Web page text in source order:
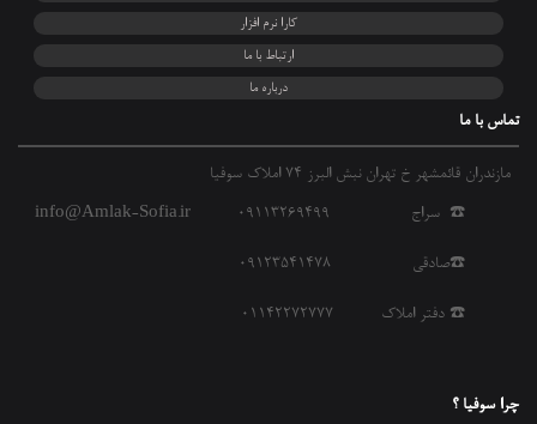
کارا نرم افزار
ارتباط با ما
درباره ما
تماس با ما
مازندران قائمشهر خ تهران نبش البرز 74 املاک سوفیا
☎️ سراج 09113269499
☎️صادقی 09123541478
☎️ دفتر املاک 01142272777
info@Amlak-Sofia.ir
چرا سوفیا ؟